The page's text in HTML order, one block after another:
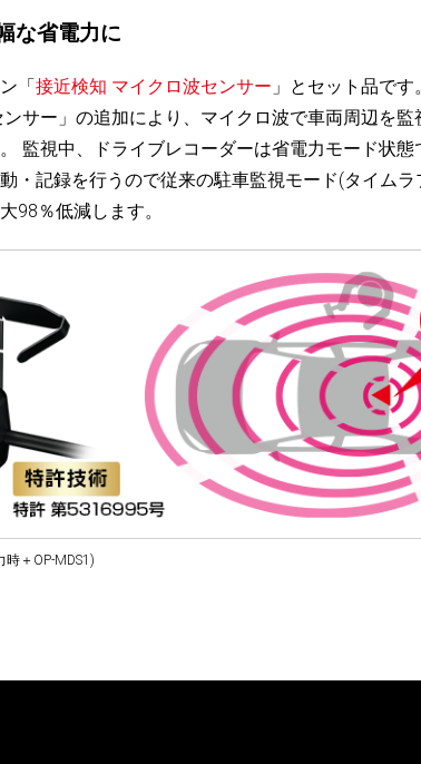
な省電力に
「接近検知 マイクロ波センサー 」とセット品です。
ンサー」の追加により、マイクロ波で車両周辺を監
監視中、ドライブレコーダーは省電力モード状態
・記録を行うので従来の駐車監視モード(タイム
98％低減します。
＋OP-MDS1)